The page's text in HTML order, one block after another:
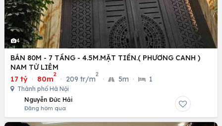
4
BÁN 80M - 7 TẦNG - 4.5M.MẶT TIỀN.( PHƯƠNG CANH )
NAM TỪ LIÊM
17 tỷ · 80m
2
· 209 tr/m
2
· 5m · 1
Thành phố Hà Nội
Nguyễn Đức Hải
Đăng hôm qua